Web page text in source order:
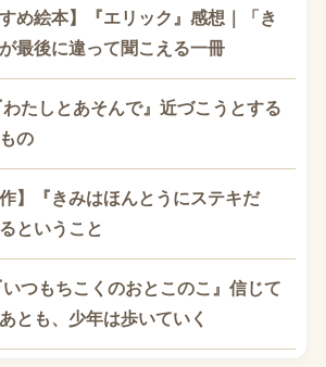
め絵本】『エリック』感想｜「き
最後に違って聞こえる一冊
わたしとあそんで』近づこうとする
の
】『きみはほんとうにステキだ
ということ
いつもちこくのおとこのこ』信じて
とも、少年は歩いていく